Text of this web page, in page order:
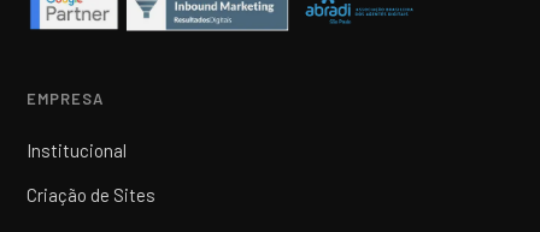
EMPRESA
Institucional
Criação de Sites